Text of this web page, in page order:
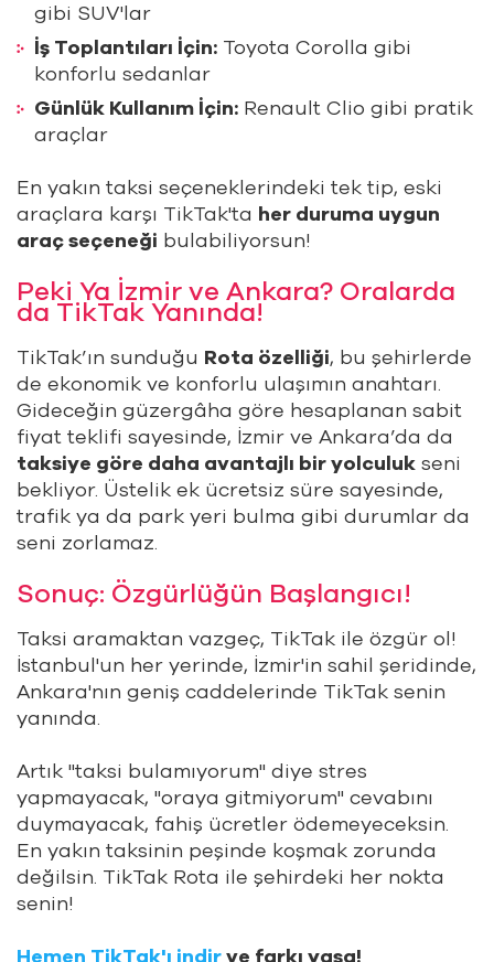
gibi SUV'lar
İş Toplantıları İçin: Toyota Corolla gibi
konforlu sedanlar
Günlük Kullanım İçin: Renault Clio gibi pratik
araçlar
En yakın taksi seçeneklerindeki tek tip, eski
araçlara karşı TikTak'ta her duruma uygun
araç seçeneği bulabiliyorsun!
Peki Ya İzmir ve Ankara? Oralarda
da TikTak Yanında!
TikTak’ın sunduğu Rota özelliği, bu şehirlerde
de ekonomik ve konforlu ulaşımın anahtarı.
Gideceğin güzergâha göre hesaplanan sabit
fiyat teklifi sayesinde, İzmir ve Ankara’da da
taksiye göre daha avantajlı bir yolculuk seni
bekliyor. Üstelik ek ücretsiz süre sayesinde,
trafik ya da park yeri bulma gibi durumlar da
seni zorlamaz.
Sonuç: Özgürlüğün Başlangıcı!
Taksi aramaktan vazgeç, TikTak ile özgür ol!
İstanbul'un her yerinde, İzmir'in sahil şeridinde,
Ankara'nın geniş caddelerinde TikTak senin
yanında.
Artık "taksi bulamıyorum" diye stres
yapmayacak, "oraya gitmiyorum" cevabını
duymayacak, fahiş ücretler ödemeyeceksin.
En yakın taksinin peşinde koşmak zorunda
değilsin. TikTak Rota ile şehirdeki her nokta
senin!
Hemen TikTak'ı indirve farkı yaşa!